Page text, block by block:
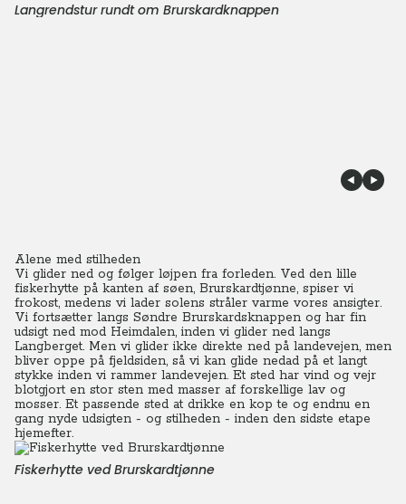
Langrendstur rundt om Brurskardknappen
Alene med stilheden
Vi glider ned og følger løjpen fra forleden. Ved den lille
fiskerhytte på kanten af søen, Brurskardtjønne, spiser vi
frokost, medens vi lader solens stråler varme vores ansigter.
Vi fortsætter langs Søndre Brurskardsknappen og har fin
udsigt ned mod Heimdalen, inden vi glider ned langs
Langberget. Men vi glider ikke direkte ned på landevejen, men
bliver oppe på fjeldsiden, så vi kan glide nedad på et langt
stykke inden vi rammer landevejen. Et sted har vind og vejr
blotgjort en stor sten med masser af forskellige lav og
mosser. Et passende sted at drikke en kop te og endnu en
gang nyde udsigten - og stilheden - inden den sidste etape
hjemefter.
Fiskerhytte ved Brurskardtjønne